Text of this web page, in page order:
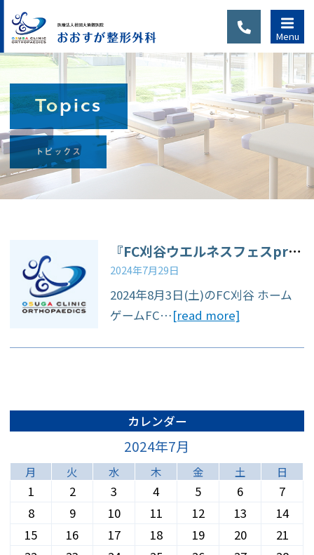
Menu
診察のご
案内
当院は完全予約制で
通院中でも、別の症
状、新たなケガで通
院される場合は、
WEB予約・LINE予
約をご利用できま
す。
的スムーズにご案内
Topics
トピックス
『FC刈谷ウエルネスフェスpresented byセルソース』開催告知
2024年7月29日
2024年8月3日(土)のFC刈谷 ホーム
ゲームFC…[read more]
カレンダー
2024年7月
月 火 水 木 金 土 日
1 2 3 4 5 6
7
8
9 10 11 12 13
14
15
16 17 18 19 20
21